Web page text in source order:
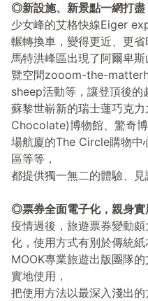
◎新設施、新景點一網打盡
少女峰的艾格快線Eiger
輾轉換車，變得更近、更省
馬特洪峰區出現了阿爾卑
覽空間zooom-the-
sheep活動等，讓登頂後的
蘇黎世嶄新的瑞士蓮巧克
Chocolate)博物館、驚奇
場航廈的The Circle購物中
區等等，
都提供獨一無二的體驗、見
◎票券全面電子化，親身實
疫情過後，旅遊票券變動
化，使用方式有別於傳統紙
MOOK專業旅遊出版團隊
實地使用，
把使用方法以最深入淺出